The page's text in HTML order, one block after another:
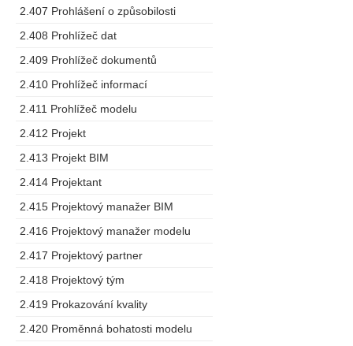
2.407 Prohlášení o způsobilosti
2.408 Prohlížeč dat
2.409 Prohlížeč dokumentů
2.410 Prohlížeč informací
2.411 Prohlížeč modelu
2.412 Projekt
2.413 Projekt BIM
2.414 Projektant
2.415 Projektový manažer BIM
2.416 Projektový manažer modelu
2.417 Projektový partner
2.418 Projektový tým
2.419 Prokazování kvality
2.420 Proměnná bohatosti modelu